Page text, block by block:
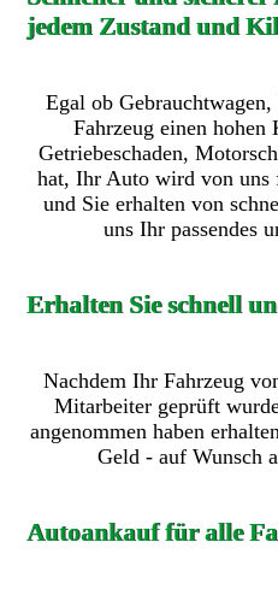
jedem Zustand und
Egal ob
Fahrzeug einen
Getriebeschaden,
hat, Ihr Auto wird von uns
und Sie erhalten von
uns Ihr passendes
Erhalten Sie schnell
Nachdem Ihr Fahrzeug
Mitarbeiter geprüft
angenommen haben
Geld - auf Wunsch
Autoankauf für alle